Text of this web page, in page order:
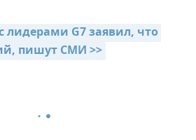
лидерами G7 заявил, что
пишут СМИ >>